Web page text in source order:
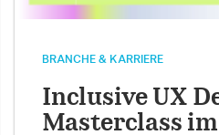
BRANCHE & KARRIERE
Inclusive UX
Masterclass